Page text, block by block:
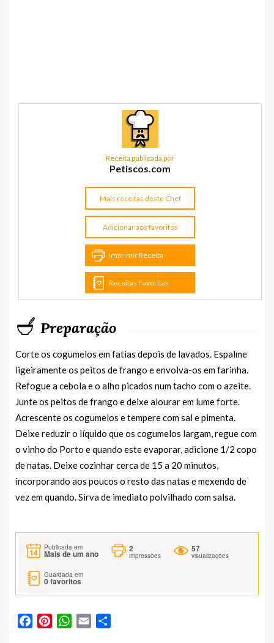
Receita publicada por
Petiscos.com
Mais receitas deste Chef
Adicionar aos favoritos
Imprimir Receita
Receitas Favoritas
Preparação
Corte os cogumelos em fatias depois de lavados. Espalme
ligeiramente os peitos de frango e envolva-os em farinha.
Refogue a cebola e o alho picados num tacho com o azeite.
Junte os peitos de frango e deixe alourar em lume forte.
Acrescente os cogumelos e tempere com sal e pimenta.
Deixe reduzir o líquido que os cogumelos largam, regue com
o vinho do Porto e quando este evaporar, adicione 1/2 copo
de natas. Deixe cozinhar cerca de 15 a 20 minutos,
incorporando aos poucos o resto das natas e mexendo de
vez em quando. Sirva de imediato polvilhado com salsa.
Publicada em
Mais de um ano
2
impressões
57
visualizações
Guardada em
0favoritos
FacebookPinterestWhatsApp
Email